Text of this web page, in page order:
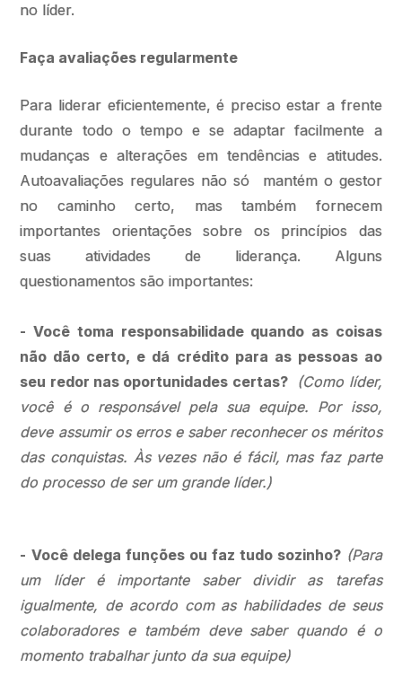
no líder.
Faça avaliações regularmente
Para liderar eficientemente, é preciso estar a frente
durante todo o tempo e se adaptar facilmente a
mudanças e alterações em tendências e atitudes.
Autoavaliações regulares não só mantém o gestor
no caminho certo, mas também fornecem
importantes orientações sobre os princípios das
suas atividades de liderança. Alguns
questionamentos são importantes:
- Você toma responsabilidade quando as coisas
não dão certo, e dá crédito para as pessoas ao
seu redor nas oportunidades certas?
(Como líder,
você é o responsável pela sua equipe. Por isso,
deve assumir os erros e saber reconhecer os méritos
das conquistas. Às vezes não é fácil, mas faz parte
do processo de ser um grande líder.)
- Você delega funções ou faz tudo sozinho? (Para
um líder é importante saber dividir as tarefas
igualmente, de acordo com as habilidades de seus
colaboradores e também deve saber quando é o
momento trabalhar junto da sua equipe)